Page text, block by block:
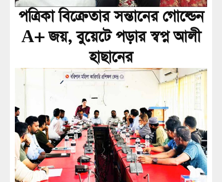
পত্রিকা বিক্রেতার সন্তানের গোল্ডেন
A+ জয়, বুয়েটে পড়ার স্বপ্ন আলী
হাছানের